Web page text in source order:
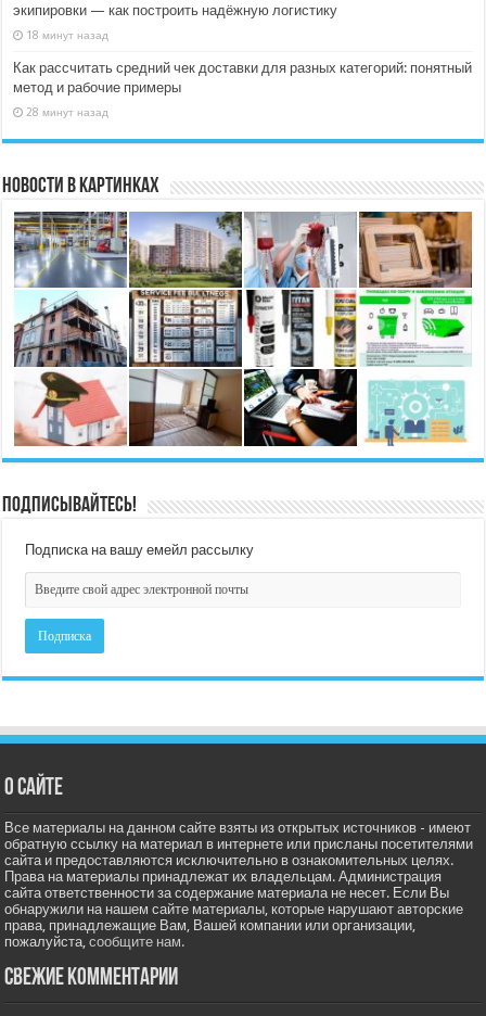
экипировки — как построить надёжную логистику
18 минут назад
Как рассчитать средний чек доставки для разных категорий: понятный
метод и рабочие примеры
28 минут назад
Новости в картинках
Подписывайтесь!
Подписка на вашу емейл рассылку
О сайте
Все материалы на данном сайте взяты из открытых источников - имеют
обратную ссылку на материал в интернете или присланы посетителями
сайта и предоставляются исключительно в ознакомительных целях.
Права на материалы принадлежат их владельцам. Администрация
сайта ответственности за содержание материала не несет. Если Вы
обнаружили на нашем сайте материалы, которые нарушают авторские
права, принадлежащие Вам, Вашей компании или организации,
пожалуйста,сообщите нам.
Свежие комментарии